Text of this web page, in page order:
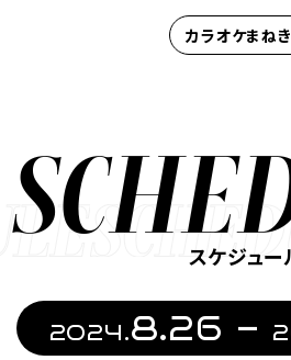
カラオケまね
スケジュー
2024.8.26 -